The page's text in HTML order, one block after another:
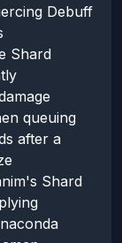
Debuff
Shard
queuing
after a
Shard